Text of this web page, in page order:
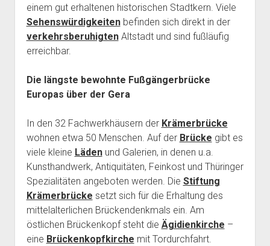
einem gut erhaltenen historischen Stadtkern. Viele
Sehenswürdigkeitenbefinden sich direkt in der
verkehrsberuhigtenAltstadt und sind fußläufig
erreichbar.
Die längste bewohnte Fußgängerbrücke
Europas über der Gera
In den 32 Fachwerkhäusern der Krämerbrücke
wohnen etwa 50 Menschen. Auf der Brücke gibt es
viele kleine Lädenund Galerien, in denen u.a.
Kunsthandwerk, Antiquitäten, Feinkost und Thüringer
Spezialitäten angeboten werden. Die Stiftung
Krämerbrücke setzt sich für die Erhaltung des
mittelalterlichen Brückendenkmals ein. Am
östlichen Brückenkopf steht die Ägidienkirche –
eine Brückenkopfkirche mit Tordurchfahrt.